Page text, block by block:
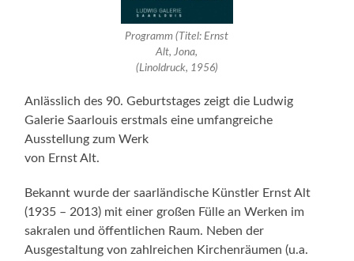
Programm (Titel: Ernst
Alt, Jona,
(Linoldruck, 1956)
Anlässlich des 90. Geburtstages zeigt die Ludwig
Galerie Saarlouis erstmals eine umfangreiche
Ausstellung zum Werk
von Ernst Alt.
Bekannt wurde der saarländische Künstler Ernst Alt
(1935 – 2013) mit einer großen Fülle an Werken im
sakralen und öffentlichen Raum. Neben der
Ausgestaltung von zahlreichen Kirchenräumen (u.a.